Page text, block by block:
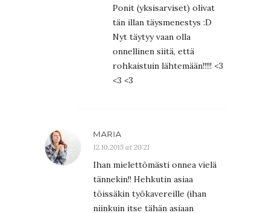
Ponit (yksisarviset) olivat
tän illan täysmenestys :D
Nyt täytyy vaan olla
onnellinen siitä, että
rohkaistuin lähtemään!!!!! <3
<3 <3
MARIA
12.10.2015 at 20:21
Ihan mielettömästi onnea vielä
tännekin!! Hehkutin asiaa
töissäkin työkavereille (ihan
niinkuin itse tähän asiaan